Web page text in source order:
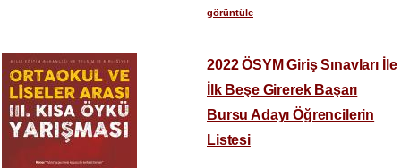
görüntüle
2022 ÖSYM Giriş Sınavları İle
İlk Beşe Girerek Başarı
Bursu Adayı Öğrencilerin
Listesi